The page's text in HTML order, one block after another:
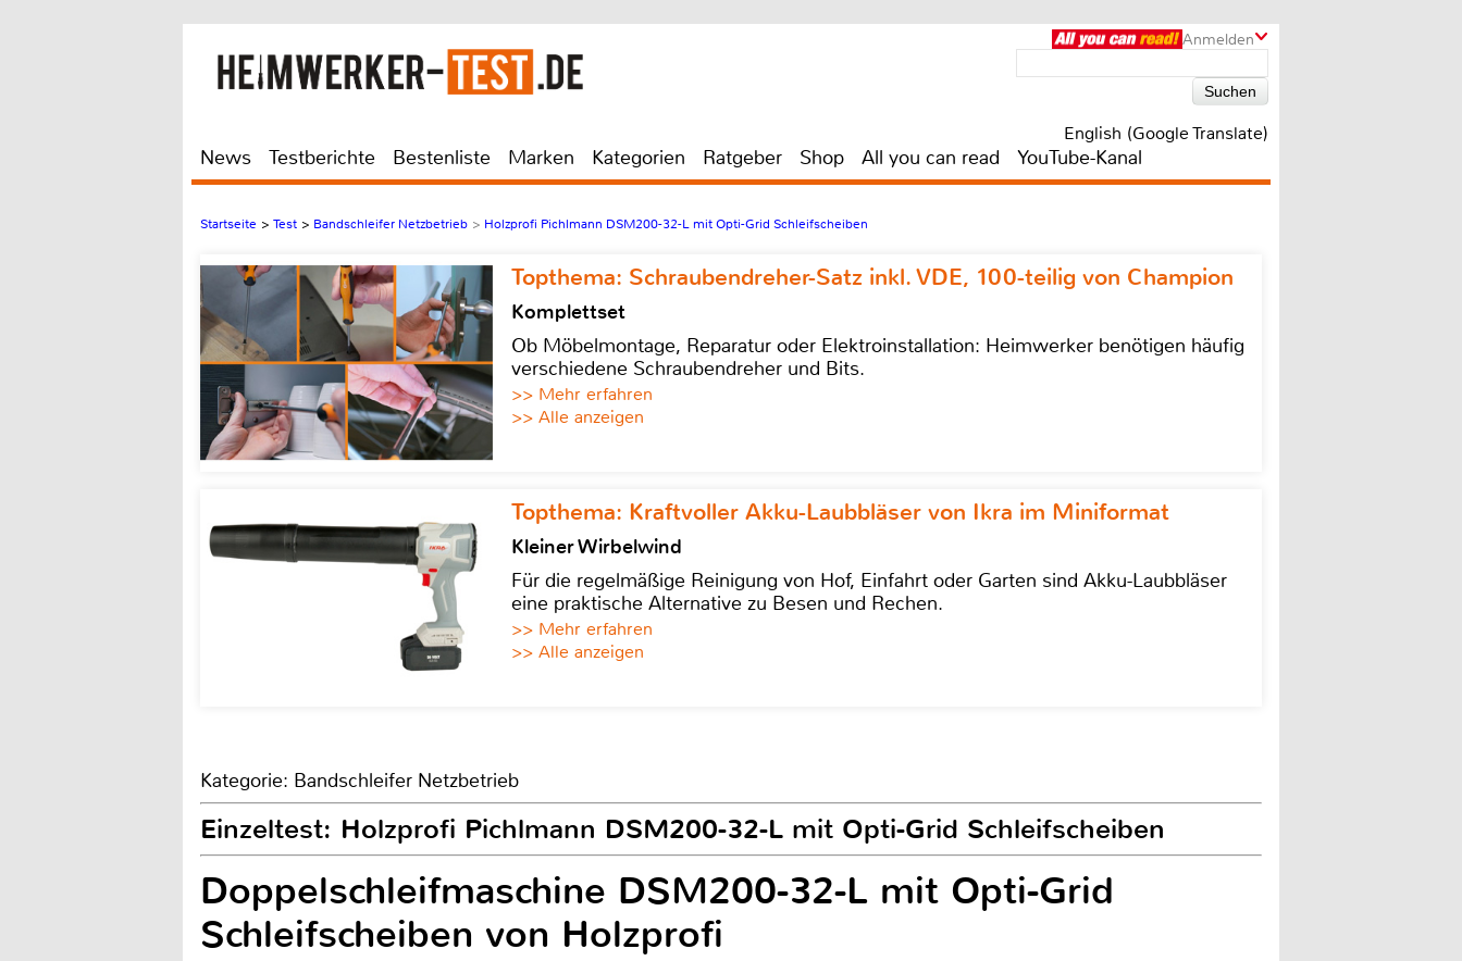
Anmelden
English (Google Translate)
News Testberichte Bestenliste Marken Kategorien Ratgeber Shop All you can read YouTube-Kanal
Startseite > Test > Bandschleifer Netzbetrieb > Holzprofi Pichlmann DSM200-32-L mit Opti-Grid Schleifscheiben
Topthema: Schraubendreher-Satz inkl. VDE, 100-teilig von Champion
Komplettset
Ob Möbelmontage, Reparatur oder Elektroinstallation: Heimwerker benötigen häufig
verschiedene Schraubendreher und Bits.
>> Mehr erfahren
>> Alle anzeigen
Topthema: Kraftvoller Akku-Laubbläser von Ikra im Miniformat
Kleiner Wirbelwind
Für die regelmäßige Reinigung von Hof, Einfahrt oder Garten sind Akku-Laubbläser
eine praktische Alternative zu Besen und Rechen.
>> Mehr erfahren
>> Alle anzeigen
Kategorie: Bandschleifer Netzbetrieb
Einzeltest: Holzprofi Pichlmann DSM200-32-L mit Opti-Grid Schleifscheiben
Doppelschleifmaschine DSM200-32-L mit Opti-Grid
Schleifscheiben von Holzprofi